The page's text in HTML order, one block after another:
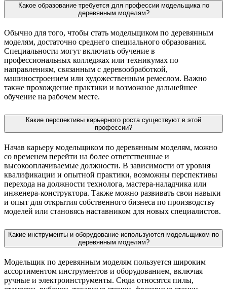
Какое образование требуется для профессии модельщика по
деревянным моделям?
Обычно для того, чтобы стать модельщиком по деревянным
моделям, достаточно среднего специального образования.
Специальности могут включать обучение в
профессиональных колледжах или техникумах по
направлениям, связанным с деревообработкой,
машиностроением или художественным ремеслом. Важно
также прохождение практики и возможное дальнейшее
обучение на рабочем месте.
Какие перспективы карьерного роста существуют в этой
профессии?
Начав карьеру модельщиком по деревянным моделям, можно
со временем перейти на более ответственные и
высокооплачиваемые должности. В зависимости от уровня
квалификации и опытной практики, возможны перспективы
перехода на должности технолога, мастера-наладчика или
инженера-конструктора. Также можно развивать свои навыки
и опыт для открытия собственного бизнеса по производству
моделей или становясь наставником для новых специалистов.
Какие инструменты и оборудование используются модельщиком по
деревянным моделям?
Модельщик по деревянным моделям пользуется широким
ассортиментом инструментов и оборудованием, включая
ручные и электроинструменты. Сюда относятся пилы,